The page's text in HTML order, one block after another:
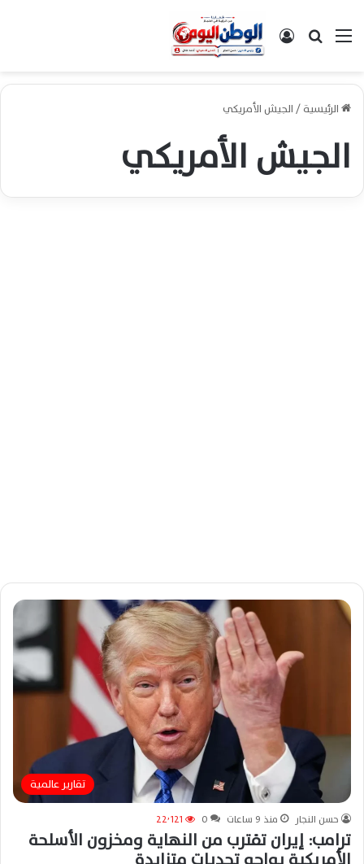
القائمةبحث عن تسجيل الدخول
الرئيسية/الجيش الأمريكي
الجيش الأمريكي
تقارير عالمية
حسن النجار منذ 9 ساعات 0 22٬121
ترامب: إيران تقترب من النهاية ومخزون الأسلحة